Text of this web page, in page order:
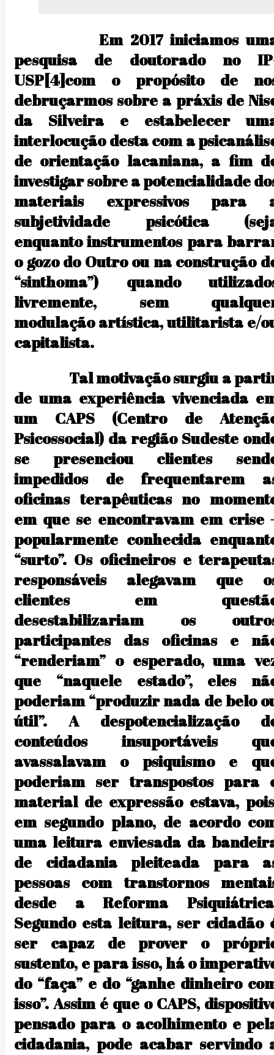
Em 2017 iniciamos
pesquisa de doutorado no
USP[4]com o propósito de
debruçarmos sobre a práxis de
da Silveira e estabelecer
interlocução desta com a
de orientação lacaniana, a fim
investigar sobre a potencialidade
materiais expressivos para
subjetividade psicótica
enquanto instrumentos para
o gozo do Outro ou na construção
“sinthoma”) quando
livremente, sem
modulação artística, utilitarista e/
capitalista.
Tal motivação surgiu a
de uma experiência vivenciada
um CAPS (Centro de
Psicossocial) da região Sudeste
se presenciou clientes
impedidos de frequentarem
oficinas terapêuticas no
em que se encontravam em crise
popularmente conhecida
“surto”. Os oficineiros e
responsáveis alegavam que
clientes em
desestabilizariam os
participantes das oficinas e
“renderiam” o esperado, uma
que “naquele estado”, eles
poderiam “produzir nada de belo
útil”. A despotencialização
conteúdos insuportáveis
avassalavam o psiquismo e
poderiam ser transpostos para
material de expressão estava,
em segundo plano, de acordo
uma leitura enviesada da
de cidadania pleiteada para
pessoas com transtornos
desde a Reforma
Segundo esta leitura, ser cidadão
ser capaz de prover o
sustento, e para isso, há o
do “faça” e do “ganhe dinheiro
isso”. Assim é que o CAPS,
pensado para o acolhimento e
cidadania, pode acabar servindo